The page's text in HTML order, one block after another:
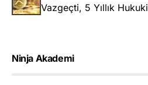
Vazgeçti, 5 Yıllık
Ninja Akademi